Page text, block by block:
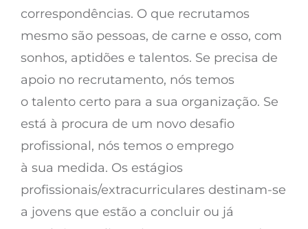
correspondências. O que recrutamos
mesmo são pessoas, de carne e osso, com
sonhos, aptidões e talentos. Se precisa de
apoio no recrutamento, nós temos
o talento certo para a sua organização. Se
está à procura de um novo desafio
profissional, nós temos o emprego
à sua medida. Os estágios
profissionais/extracurriculares destinam-se
a jovens que estão a concluir ou já